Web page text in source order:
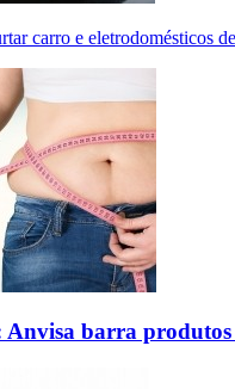
carro e eletrodomésticos
barra produtos